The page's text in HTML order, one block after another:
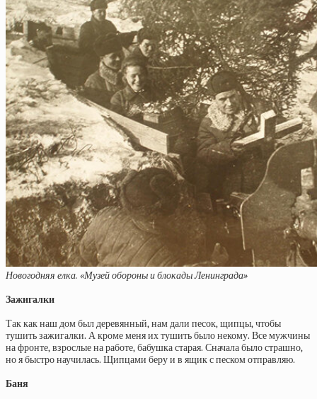
Новогодняя елка. «Музей обороны и блокады Ленинграда»
Зажигалки
Так как наш дом был деревянный, нам дали песок, щипцы, чтобы
тушить зажигалки. А кроме меня их тушить было некому. Все мужчины
на фронте, взрослые на работе, бабушка старая. Сначала было страшно,
но я быстро научилась. Щипцами беру и в ящик с песком отправляю.
Баня